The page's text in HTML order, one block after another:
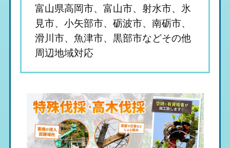
富山県高岡市、富山市、射水市、氷
見市、小矢部市、砺波市、南砺市、
滑川市、魚津市、黒部市などその他
周辺地域対応